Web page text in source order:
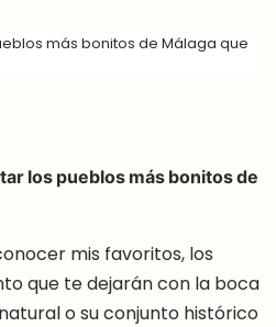
más bonitos de Málaga que
los pueblos más bonitos de
mis favoritos, los
que te dejarán con la boca
o su conjunto histórico